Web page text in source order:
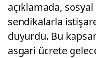
açıklamada,
sendikalarla
duyurdu. Bu
asgari ücrete